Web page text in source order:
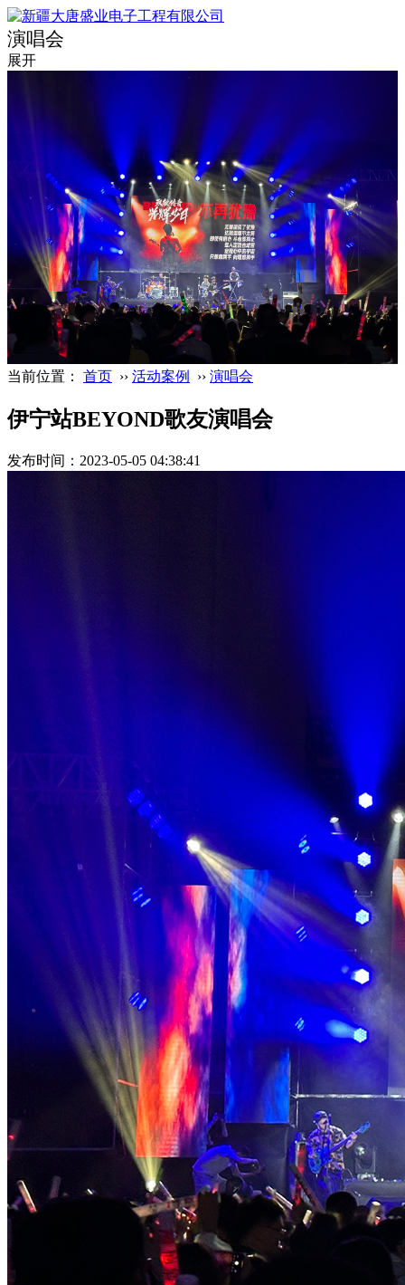
演唱会
展开
当前位置： 首页 ›› 活动案例 ›› 演唱会
伊宁站BEYOND歌友演唱会
发布时间：2023-05-05 04:38:41